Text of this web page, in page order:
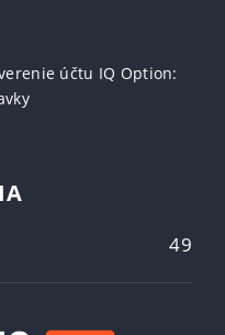
účtu IQ Option:
49